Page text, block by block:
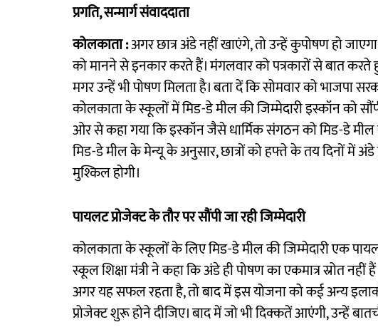
प्रगति, सन्मार्ग संवाददाता
कोलकाता :अगर छात्र अंडे नहीं खाएंगे, तो उन्हें कुपोषण हो
को मानने से इनकार करते हैं। मंगलवार को पत्रकारों से बात करते
मगर उन्हें भी पोषण मिलता है। बता दें कि सोमवार को भाजपा
कोलकाता के स्कूलों में मिड-डे मील की जिम्मेदारी इस्कॉन को
ओर से कहा गया कि इस्कॉन जैसे धार्मिक संगठन को मिड-डे मील
मिड-डे मील के मेन्यू के अनुसार, छात्रों को हफ्ते के तय दिनों में अंडे
मुश्किल होगी।
पायलट प्रोजेक्ट के तौर पर सौंपी जा रही जिम्मेदारी
कोलकाता के स्कूलों के लिए मिड-डे मील की जिम्मेदारी एक
स्कूल शिक्षा मंत्री ने कहा कि अंडे ही पोषण का एकमात्र स्रोत
अगर यह सफल रहता है, तो बाद में इस योजना को कई अन्य
प्रोजेक्ट शुरू होने दीजिए। बाद में जो भी दिक्कतें आएंगी, उन्हें